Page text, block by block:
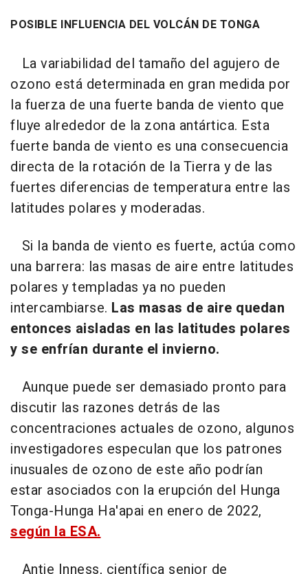
POSIBLE INFLUENCIA DEL VOLCÁN DE TONGA
La variabilidad del tamaño del agujero de
ozono está determinada en gran medida por
la fuerza de una fuerte banda de viento que
fluye alrededor de la zona antártica. Esta
fuerte banda de viento es una consecuencia
directa de la rotación de la Tierra y de las
fuertes diferencias de temperatura entre las
latitudes polares y moderadas.
Si la banda de viento es fuerte, actúa como
una barrera: las masas de aire entre latitudes
polares y templadas ya no pueden
intercambiarse. Las masas de aire quedan
entonces aisladas en las latitudes polares
y se enfrían durante el invierno.
Aunque puede ser demasiado pronto para
discutir las razones detrás de las
concentraciones actuales de ozono, algunos
investigadores especulan que los patrones
inusuales de ozono de este año podrían
estar asociados con la erupción del Hunga
Tonga-Hunga Ha'apai en enero de 2022,
según la ESA.
Antje Inness, científica senior de